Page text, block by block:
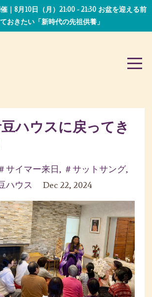
｜8月10日（月）21:00 - 21:30 お盆を迎える前
おきたい「新時代の先祖供養」
ハウスに戻ってき
サイマー来日
＃サットサング
ハウス Dec 22, 2024